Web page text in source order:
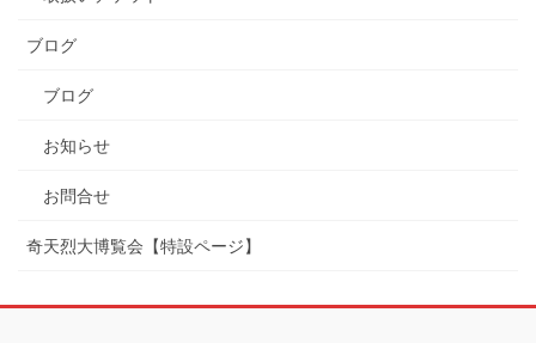
ブログ
ブログ
お知らせ
お問合せ
奇天烈大博覧会【特設ページ】